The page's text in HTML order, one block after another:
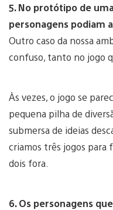
5. No protótipo de
personagens podiam
Outro caso da nossa
confuso, tanto no jogo
Às vezes, o jogo se
pequena pilha de
submersa de ideias
criamos três jogos para
dois fora.
6. Os personagens